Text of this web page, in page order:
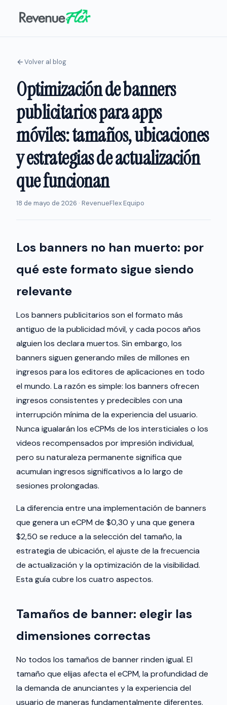
Volver al blog
Optimización de banners
publicitarios para apps
móviles: tamaños, ubicaciones
y estrategias de actualización
que funcionan
18 de mayo de 2026 · RevenueFlex Equipo
Los banners no han muerto: por
qué este formato sigue siendo
relevante
Los banners publicitarios son el formato más
antiguo de la publicidad móvil, y cada pocos años
alguien los declara muertos. Sin embargo, los
banners siguen generando miles de millones en
ingresos para los editores de aplicaciones en todo
el mundo. La razón es simple: los banners ofrecen
ingresos consistentes y predecibles con una
interrupción mínima de la experiencia del usuario.
Nunca igualarán los eCPMs de los intersticiales o los
videos recompensados por impresión individual,
pero su naturaleza permanente significa que
acumulan ingresos significativos a lo largo de
sesiones prolongadas.
La diferencia entre una implementación de banners
que genera un eCPM de $0,30 y una que genera
$2,50 se reduce a la selección del tamaño, la
estrategia de ubicación, el ajuste de la frecuencia
de actualización y la optimización de la visibilidad.
Esta guía cubre los cuatro aspectos.
Tamaños de banner: elegir las
dimensiones correctas
No todos los tamaños de banner rinden igual. El
tamaño que elijas afecta el eCPM, la profundidad de
la demanda de anunciantes y la experiencia del
usuario de maneras fundamentalmente diferentes.